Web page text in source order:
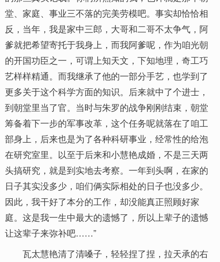
堂、家庭、事业三不落的完美劳模吧。事实却恰恰相
反，当年，我是家中三郎，大哥和二哥不太争气，阿
爹就把希望寄托于我身上，而我阿爹呢，作为咱光朝
的开国功臣之一，可谓上知天文，下知地理，奇工巧
艺样样精通。而我继承了他的一部分手艺，也学到了
更多关于这个科学方面的知识。后来就中了个进士，
到朝堂里当了官。当时与朱罗的战争刚刚结束，朝堂
筹备着下一步的军事改革，这个任务呢就落在了咱工
部身上，后来也是为了各种科研事业，经常性的给泡
在研究室里。以至于后来和小慧艳成婚，不是三天两
头搞研究，就是到实地去考察。一年到头啊，在家的
日子其实没多少，咱们俩实际相处的日子也没多少。
因此，我干好了本分的工作，却没能真正照顾好家
庭。这是我一生中最大的遗憾了，所以上辈子的遗憾
让这辈子来弥补吧……”
瓦太慧艳清了清嗓子，轻轻捏了捏，拉天承的右